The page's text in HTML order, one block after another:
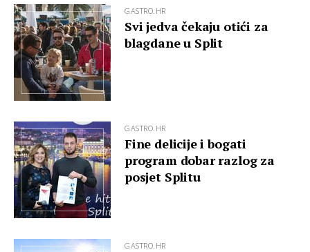
GASTRO.HR
Svi jedva čekaju otići za
blagdane u Split
GASTRO.HR
Fine delicije i bogati
program dobar razlog za
posjet Splitu
GASTRO.HR